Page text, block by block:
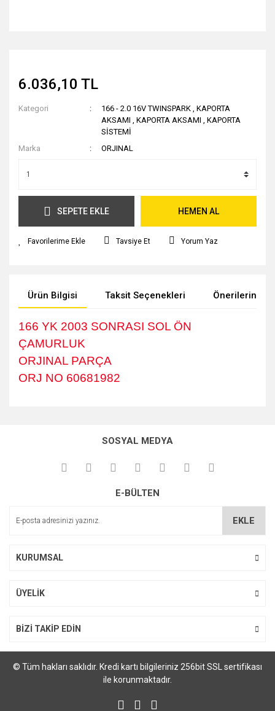
6.036,10 TL
Kategori 166 - 2.0 16V TWINSPARK ,KAPORTA
AKSAMI ,KAPORTA AKSAMI ,KAPORTA
SİSTEMİ
Marka
ORJINAL
SEPETE EKLE HEMEN AL
Tavsiye Et Yorum Yaz
Ürün Bilgisi Taksit Seçenekleri Önerileriniz
166 YK 2003 SONRASI SOL ÖN
ÇAMURLUK
ORJINAL PARÇA
ORJ NO 60681982
kullanarak tarafımıza iletebilirsiniz.
Görüş ve önerileriniz için teşekkür ederiz.
Ürün açıklamasında eksik bilgiler bulunuyor.
SOSYAL MEDYA
E-BÜLTEN
EKLE
KURUMSAL
ÜYELİK
BİZİ TAKİP EDİN
© Tüm hakları saklıdır. Kredi kartı bilgileriniz 256bit SSL sertifikası
ile korunmaktadır.